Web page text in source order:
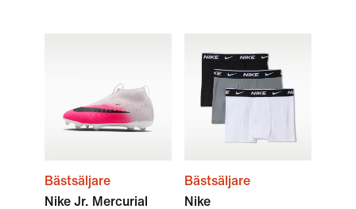
Bästsäljare
Nike Jr. Mercurial
Bästsäljare
Nike